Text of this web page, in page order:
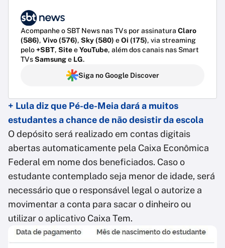
Acompanhe o SBT News nas TVs por assinatura Claro
(586), Vivo (576), Sky (580) eOi (175), via streaming
pelo+SBT, SiteeYouTube, além dos canais nas Smart
TVsSamsunge LG.
Siga no Google Discover
+ Lula diz que Pé-de-Meia dará a muitos
estudantes a chance de não desistir da escola
O depósito será realizado em contas digitais
abertas automaticamente pela Caixa Econômica
Federal em nome dos beneficiados. Caso o
estudante contemplado seja menor de idade, será
necessário que o responsável legal o autorize a
movimentar a conta para sacar o dinheiro ou
utilizar o aplicativo Caixa Tem.